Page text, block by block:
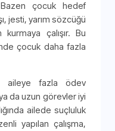
Bazen çocuk hedef
jesti, yarım sözcüğü
çalışır. Bu
çocuk daha fazla
aileye fazla ödev
da uzun görevler iyi
ailede suçluluk
yapılan çalışma,